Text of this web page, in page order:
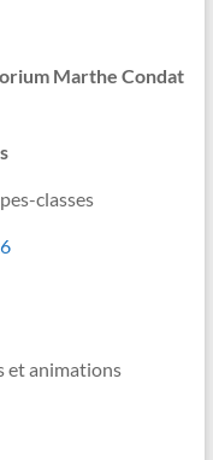
Marthe Condat
classes
et animations